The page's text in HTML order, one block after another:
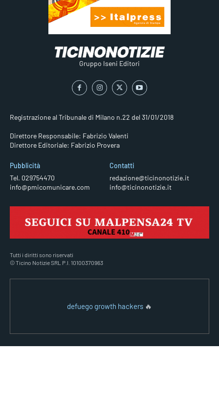
Gruppo Iseni Editori
Registrazione al Tribunale di Milano n.22 del 31/01/2018
Direttore Responsabile: Fabrizio Valenti
Direttore Editoriale: Fabrizio Provera
Pubblicità
Tel. 029754470
info@pmicomunicare.com
Contatti
redazione@ticinonotizie.it
info@ticinonotizie.it
Tutti i diritti sono riservati
© Ticino Notizie SRL P.I. 10100370963
defuego growth hackers 🔥